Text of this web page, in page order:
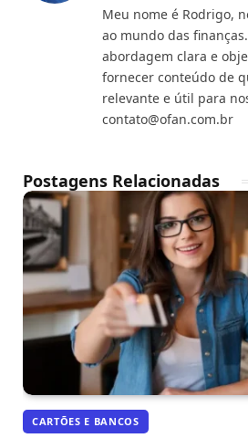
Meu nome é Rodrigo,
ao mundo das
abordagem clara e
fornecer conteúdo de
relevante e útil para
contato@ofan.com.br
Postagens Relacionadas
CARTÕES E BANCOS